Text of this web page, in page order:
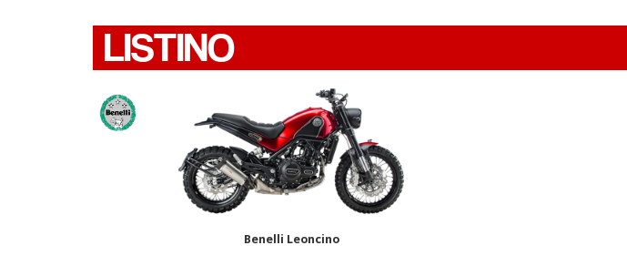
LISTINO
Benelli Leoncino